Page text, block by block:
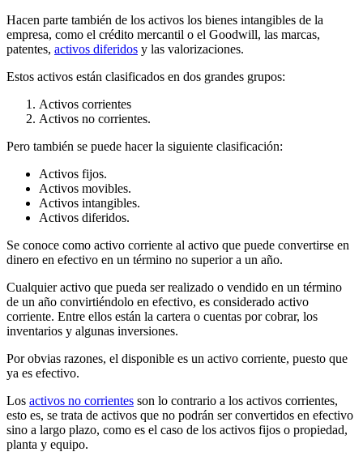
Hacen parte también de los activos los bienes intangibles de la
empresa, como el crédito mercantil o el Goodwill, las marcas,
patentes, activos diferidos y las valorizaciones.
Estos activos están clasificados en dos grandes grupos:
Activos corrientes
Activos no corrientes.
Pero también se puede hacer la siguiente clasificación:
Activos fijos.
Activos movibles.
Activos intangibles.
Activos diferidos.
Se conoce como activo corriente al activo que puede convertirse en
dinero en efectivo en un término no superior a un año.
Cualquier activo que pueda ser realizado o vendido en un término
de un año convirtiéndolo en efectivo, es considerado activo
corriente. Entre ellos están la cartera o cuentas por cobrar, los
inventarios y algunas inversiones.
Por obvias razones, el disponible es un activo corriente, puesto que
ya es efectivo.
Los activos no corrientes son lo contrario a los activos corrientes,
esto es, se trata de activos que no podrán ser convertidos en efectivo
sino a largo plazo, como es el caso de los activos fijos o propiedad,
planta y equipo.